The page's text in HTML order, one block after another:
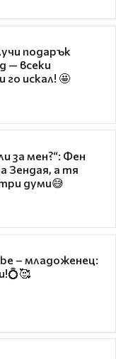
подарък
— всеки
искал! 🤩
за мен?“: Фен
Зендая, а тя
думи😅
– младоженец: